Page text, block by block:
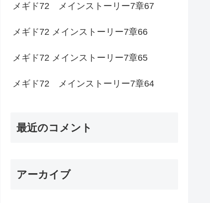
メギド72 メインストーリー7章67
メギド72 メインストーリー7章66
メギド72 メインストーリー7章65
メギド72 メインストーリー7章64
最近のコメント
アーカイブ